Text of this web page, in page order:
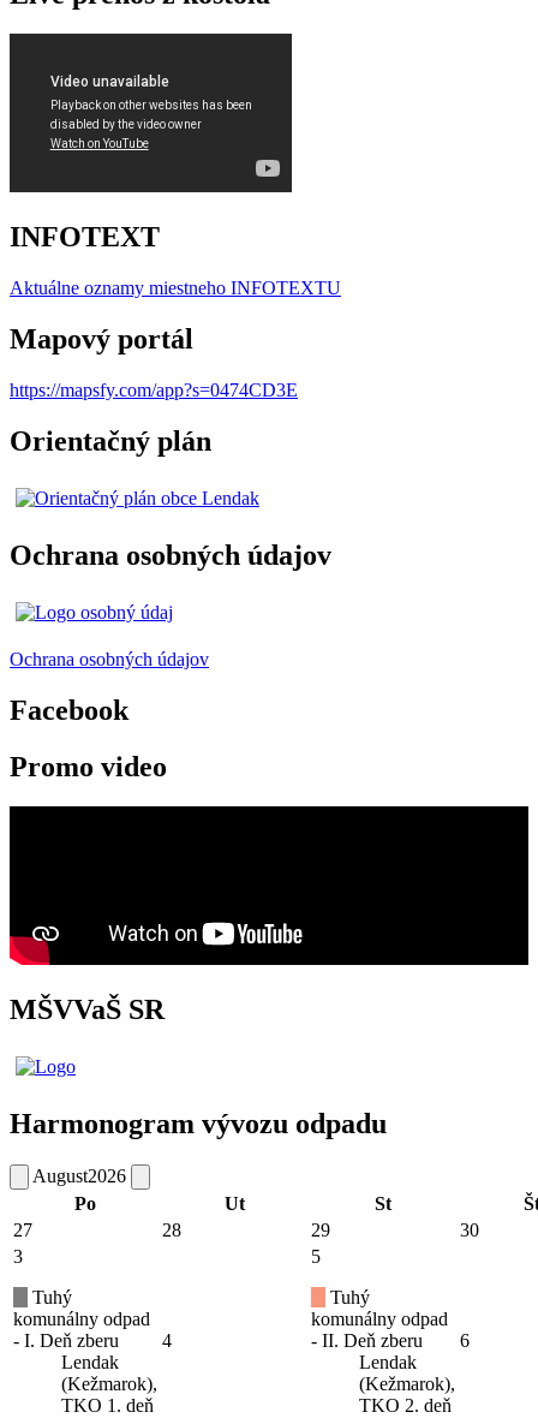
INFOTEXT
Aktuálne oznamy miestneho INFOTEXTU
Mapový portál
https://mapsfy.com/app?s=0474CD3E
Orientačný plán
Ochrana osobných údajov
Ochrana osobných údajov
Facebook
Promo video
MŠVVaŠ SR
Harmonogram vývozu odpadu
August2026
Po
Ut St
27
28 29
30
3
Tuhý
komunálny odpad
- I. Deň zberu
Lendak
(Kežmarok),
TKO 1. deň
4
5
Tuhý
komunálny odpad
- II. Deň zberu
Lendak
(Kežmarok),
TKO 2. deň
6